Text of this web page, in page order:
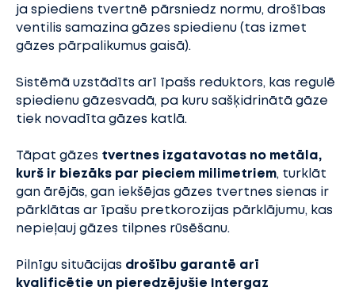
ja spiediens tvertnē pārsniedz normu, drošības
ventilis samazina gāzes spiedienu (tas izmet
gāzes pārpalikumus gaisā).
Sistēmā uzstādīts arī īpašs reduktors, kas regulē
spiedienu gāzesvadā, pa kuru sašķidrinātā gāze
tiek novadīta gāzes katlā.
Tāpat gāzes tvertnes izgatavotas no metāla,
kurš ir biezāks par pieciem milimetriem, turklāt
gan ārējās, gan iekšējas gāzes tvertnes sienas ir
pārklātas ar īpašu pretkorozijas pārklājumu, kas
nepieļauj gāzes tilpnes rūsēšanu.
Pilnīgu situācijas drošību garantē arī
kvalificētie un pieredzējušie Intergaz